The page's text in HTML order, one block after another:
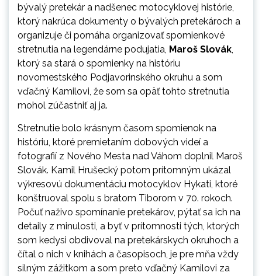
bývalý pretekár a nadšenec motocyklovej histórie,
ktorý nakrúca dokumenty o bývalých pretekároch a
organizuje či pomáha organizovať spomienkové
stretnutia na legendárne podujatia, Maroš Slovák,
ktorý sa stará o spomienky na históriu
novomestského Podjavorinského okruhu a som
vďačný Kamilovi, že som sa opäť tohto stretnutia
mohol zúčastniť aj ja.
Stretnutie bolo krásnym časom spomienok na
históriu, ktoré premietaním dobových videí a
fotografií z Nového Mesta nad Váhom doplnil Maroš
Slovák. Kamil Hrušecký potom prítomným ukázal
výkresovú dokumentáciu motocyklov Hykati, ktoré
konštruoval spolu s bratom Tiborom v 70. rokoch.
Počuť naživo spomínanie pretekárov, pýtať sa ich na
detaily z minulosti, a byť v prítomnosti tých, ktorých
som kedysi obdivoval na pretekárskych okruhoch a
čítal o nich v knihách a časopisoch, je pre mňa vždy
silným zážitkom a som preto vďačný Kamilovi za